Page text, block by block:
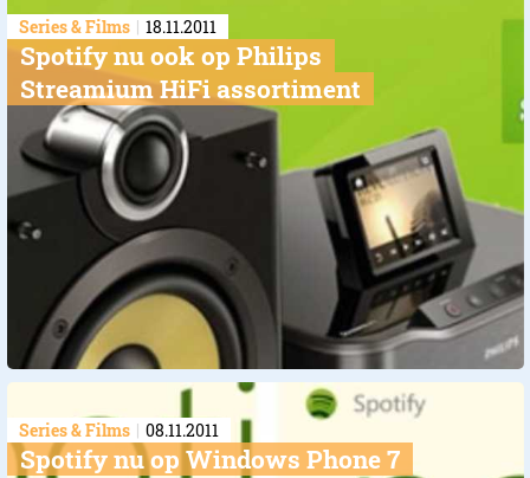
Series & Films 18.11.2011
Spotify nu ook op Philips
Streamium HiFi assortiment
Series & Films 08.11.2011
Spotify nu op Windows Phone 7